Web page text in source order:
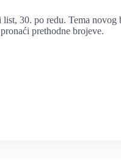
30. po redu. Tema
prethodne brojeve.